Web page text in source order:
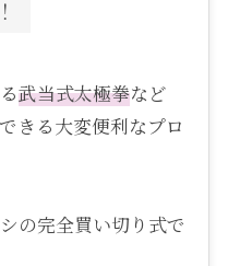
武当式太極拳など
きる大変便利なプロ
の完全買い切り式で